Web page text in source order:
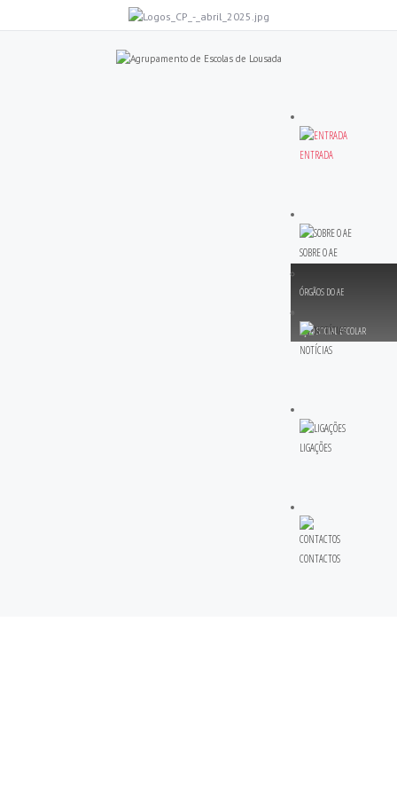
ENTRADA
SOBRE O AE
ÓRGÃOS DO AE
AÇÃO SOCIAL ESCOLAR
NOTÍCIAS
LIGAÇÕES
CONTACTOS